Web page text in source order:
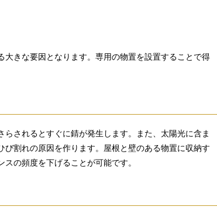
きな要因となります。専用の物置を設置することで得
されるとすぐに錆が発生します。また、太陽光に含ま
割れの原因を作ります。屋根と壁のある物置に収納す
の頻度を下げることが可能です。